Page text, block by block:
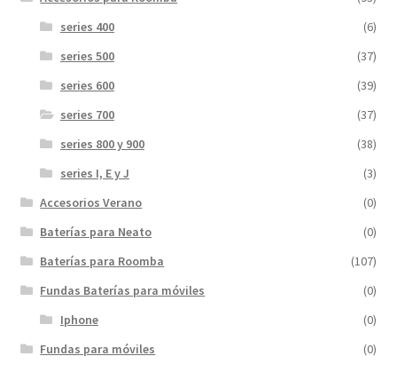
series 400
(6)
series 500
(37)
series 600
(39)
series 700
(37)
series 800 y 900
(38)
series I, E y J
(3)
Accesorios Verano
(0)
Baterías para Neato
(0)
Baterías para Roomba
(107)
Fundas Baterías para móviles
(0)
Iphone
(0)
Fundas para móviles
(0)